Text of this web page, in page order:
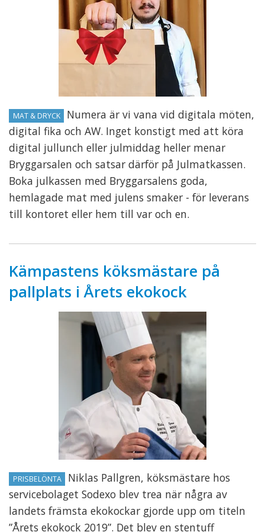
MAT & DRYCK
Numera är vi vana vid digitala möten,
digital fika och AW. Inget konstigt med att köra
digital jullunch eller julmiddag heller menar
Bryggarsalen och satsar därför på Julmatkassen.
Boka julkassen med Bryggarsalens goda,
hemlagade mat med julens smaker - för leverans
till kontoret eller hem till var och en.
Kämpastens köksmästare på
pallplats i Årets ekokock
PRISBELÖNTA
Niklas Pallgren, köksmästare hos
servicebolaget Sodexo blev trea när några av
landets främsta ekokockar gjorde upp om titeln
”Årets ekokock 2019”. Det blev en stentuff